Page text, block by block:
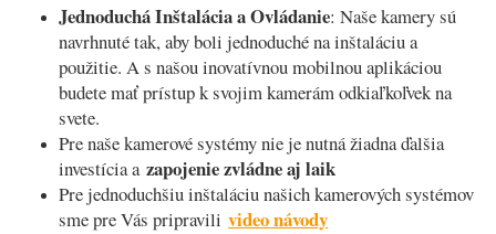
Jednoduchá Inštalácia a Ovládanie: Naše kamery sú
navrhnuté tak, aby boli jednoduché na inštaláciu a
použitie. A s našou inovatívnou mobilnou aplikáciou
budete mať prístup k svojim kamerám odkiaľkoľvek na
svete.
Pre naše kamerové systémy nie je nutná žiadna ďalšia
investícia azapojenie zvládne aj laik
Pre jednoduchšiu inštaláciu našich kamerových systémov
sme pre Vás pripravilivideo návody